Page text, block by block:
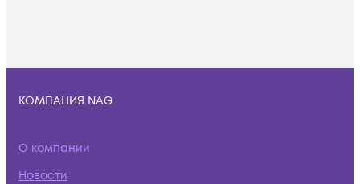
КОМПАНИЯ NAG
О компании
Новости